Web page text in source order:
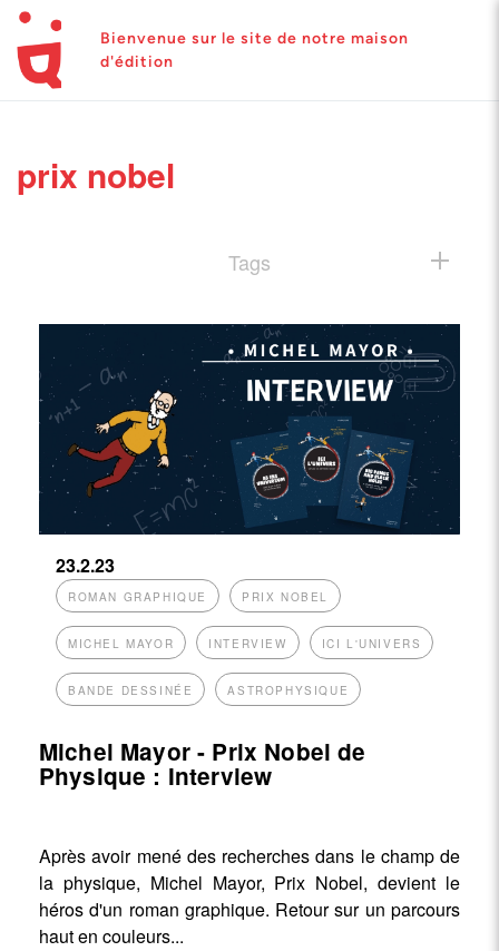
Bienvenue sur le site de notre maison
d'édition
prix nobel
Tags
23.2.23
ROMAN GRAPHIQUE PRIX NOBEL
MICHEL MAYOR INTERVIEW ICI L'UNIVERS
BANDE DESSINÉE ASTROPHYSIQUE
Michel Mayor - Prix Nobel de
Physique : Interview
Après avoir mené des recherches dans le champ de
la physique, Michel Mayor, Prix Nobel, devient le
héros d'un roman graphique. Retour sur un parcours
haut en couleurs...